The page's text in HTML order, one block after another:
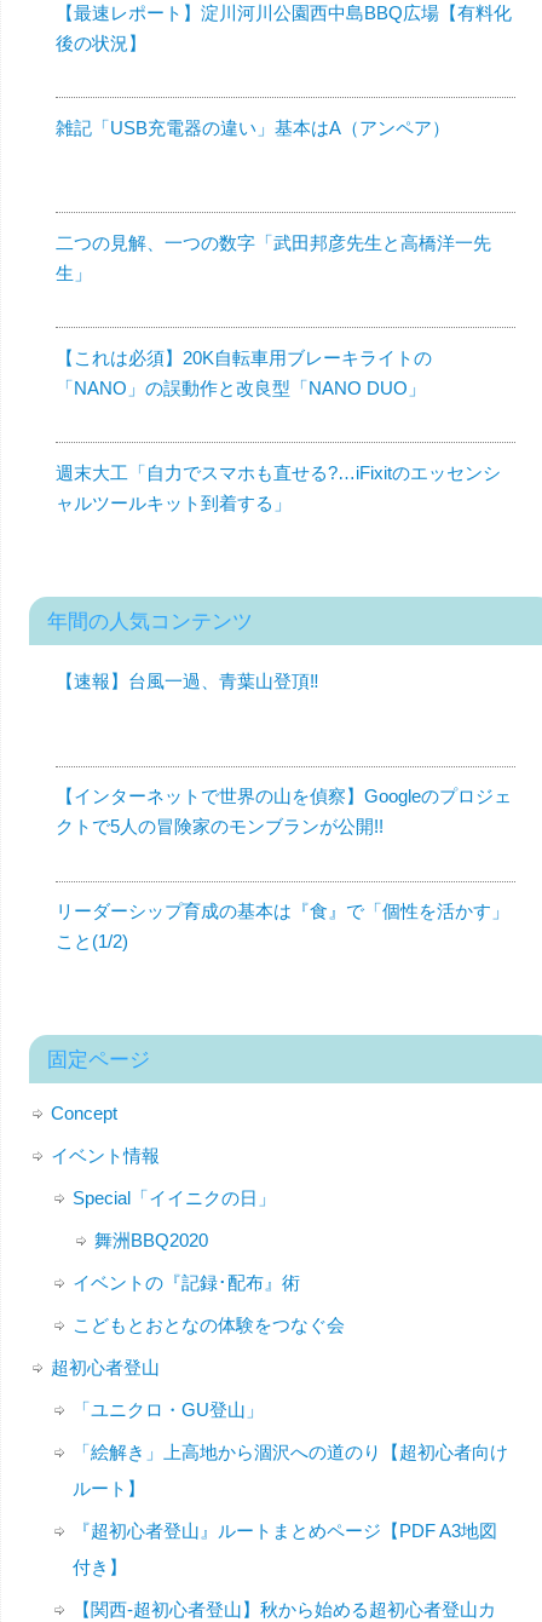
【最速レポート】淀川河川公園西中島BBQ広場【有料化
後の状況】
雑記「USB充電器の違い」基本はA（アンペア）
二つの見解、一つの数字「武田邦彦先生と高橋洋一先
生」
【これは必須】20K自転車用ブレーキライトの
「NANO」の誤動作と改良型「NANO DUO」
週末大工「自力でスマホも直せる?…iFixitのエッセンシ
ャルツールキット到着する」
年間の人気コンテンツ
【速報】台風一過、青葉山登頂‼︎
【インターネットで世界の山を偵察】Googleのプロジェ
クトで5人の冒険家のモンブランが公開!!
リーダーシップ育成の基本は『食』で「個性を活かす」
こと(1/2)
固定ページ
Concept
イベント情報
Special「イイニクの日」
舞洲BBQ2020
イベントの『記録･配布』術
こどもとおとなの体験をつなぐ会
超初心者登山
「ユニクロ・GU登山」
「絵解き」上高地から涸沢への道のり【超初心者向け
ルート】
『超初心者登山』ルートまとめページ【PDF A3地図
付き】
【関西-超初心者登山】秋から始める超初心者登山カ